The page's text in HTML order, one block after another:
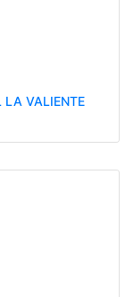
LA VALIENTE